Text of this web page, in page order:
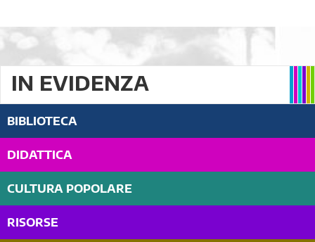
IN EVIDENZA
BIBLIOTECA
DIDATTICA
CULTURA POPOLARE
RISORSE